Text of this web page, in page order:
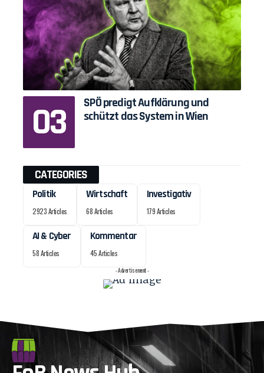
SPÖ predigt Aufklärung und
schützt das System in Wien
CATEGORIES
Politik
2923 Articles
Wirtschaft
68 Articles
Investigativ
179 Articles
AI & Cyber
58 Articles
Kommentar
45 Articles
- Advertisement -